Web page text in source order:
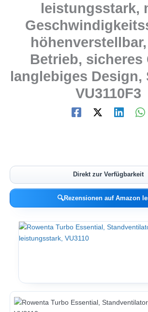
leistungsstark,
Betrieb, sicheres
langlebiges Design,
VU3110F3
Direkt zur Verfügbarkeit
🔍Rezensionen auf Amazon